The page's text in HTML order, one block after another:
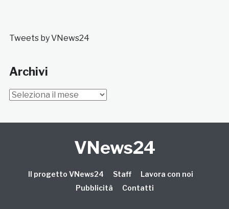
Tweets by VNews24
Archivi
Archivi
VNews24
Il progetto VNews24 Staff
Lavora con noi
Pubblicità
Contatti